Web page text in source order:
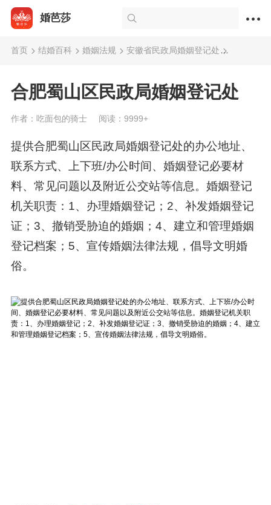
婚芭莎
首页 结婚百科 婚姻法规 安徽省民政局婚姻登记处
合肥蜀山区民政局婚姻登记处
作者：吃面包的骑士 阅读：9999+
提供合肥蜀山区民政局婚姻登记处的办公地址、
联系方式、上下班/办公时间、婚姻登记必要材
料、常见问题以及附近公交站等信息。婚姻登记
机关职责：1、办理婚姻登记；2、补发婚姻登记
证；3、撤销受胁迫的婚姻；4、建立和管理婚姻
登记档案；5、宣传婚姻法律法规，倡导文明婚
俗。